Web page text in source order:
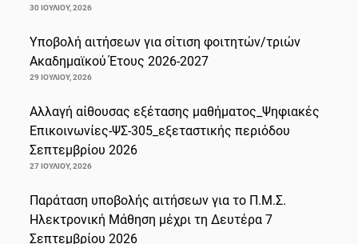
30 ΙΟΥΛΊΟΥ, 2026
Υποβολή αιτήσεων για σίτιση φοιτητών/τριών
Ακαδημαϊκού Έτους 2026-2027
29 ΙΟΥΛΊΟΥ, 2026
Αλλαγή αίθουσας εξέτασης μαθήματος_Ψηφιακές
Επικοινωνίες-ΨΣ-305_εξεταστικής περιόδου
Σεπτεμβρίου 2026
27 ΙΟΥΛΊΟΥ, 2026
Παράταση υποβολής αιτήσεων για το Π.Μ.Σ.
Ηλεκτρονική Μάθηση μέχρι τη Δευτέρα 7
Σεπτεμβρίου 2026